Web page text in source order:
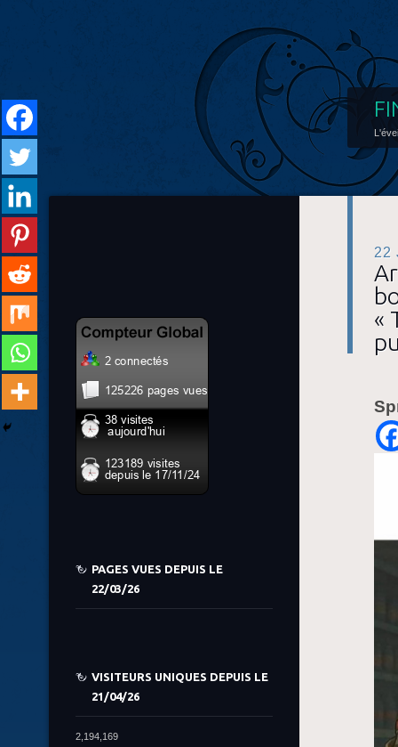
22
«
PAGES VUES DEPUIS LE
22/03/26
VISITEURS UNIQUES DEPUIS LE
21/04/26
2,194,169